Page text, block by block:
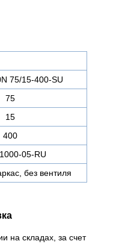
75/15-400-SU
75
15
400
05-RU
без вентиля
на складах, за счет